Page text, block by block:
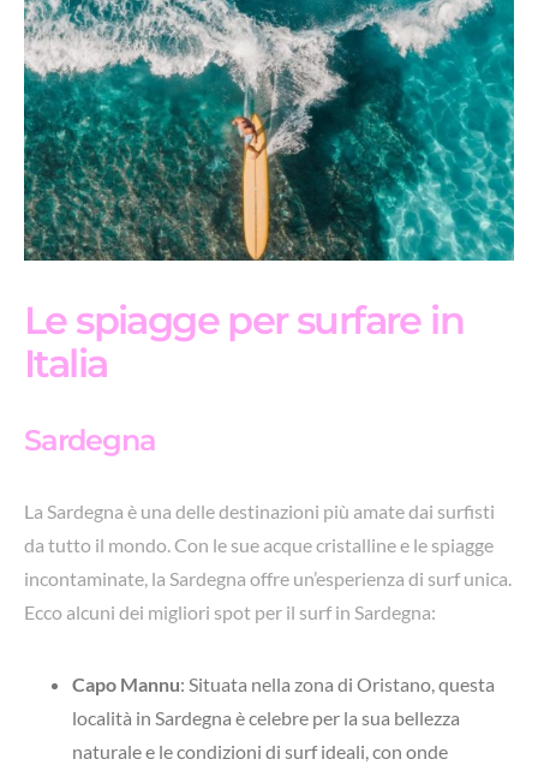
Le spiagge per surfare in
Italia
Sardegna
La Sardegna è una delle destinazioni più amate dai surfisti
da tutto il mondo. Con le sue acque cristalline e le spiagge
incontaminate, la Sardegna offre un’esperienza di surf unica.
Ecco alcuni dei migliori spot per il surf in Sardegna:
Capo Mannu: Situata nella zona di Oristano, questa
località in Sardegna è celebre per la sua bellezza
naturale e le condizioni di surf ideali, con onde